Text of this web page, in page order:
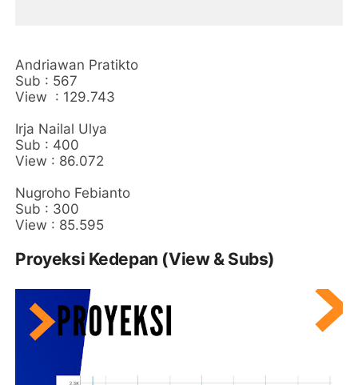
Andriawan Pratikto
Sub : 567
View : 129.743
Irja Nailal Ulya
Sub : 400
View : 86.072
Nugroho Febianto
Sub : 300
View : 85.595
Proyeksi Kedepan (View & Subs)